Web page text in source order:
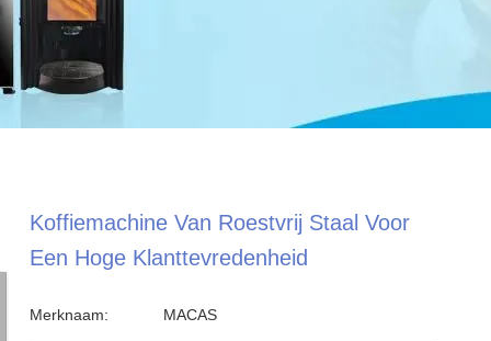
Koffiemachine Van Roestvrij Staal Voor
Een Hoge Klanttevredenheid
Merknaam: MACAS